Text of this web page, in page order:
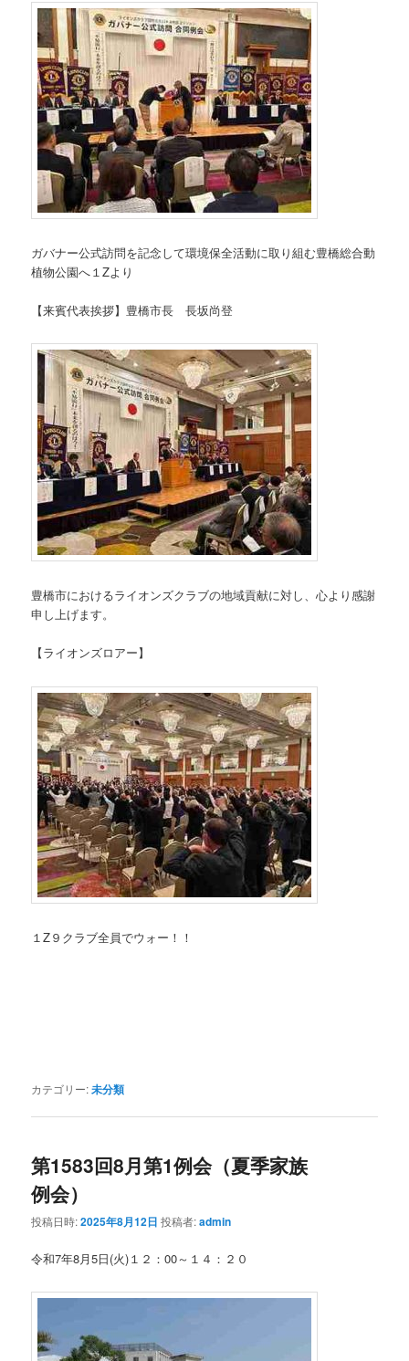
ガバナー公式訪問を記念して環境保全活動に取り組む豊橋総合動
植物公園へ１Zより
【来賓代表挨拶】豊橋市長 長坂尚登
豊橋市におけるライオンズクラブの地域貢献に対し、心より感謝
申し上げます。
【ライオンズロアー】
１Z９クラブ全員でウォー！！
カテゴリー:未分類
第1583回8月第1例会（夏季家族
例会）
投稿日時:2025年8月12日 投稿者:admin
令和7年8月5日(火)１２：00～１４：２０